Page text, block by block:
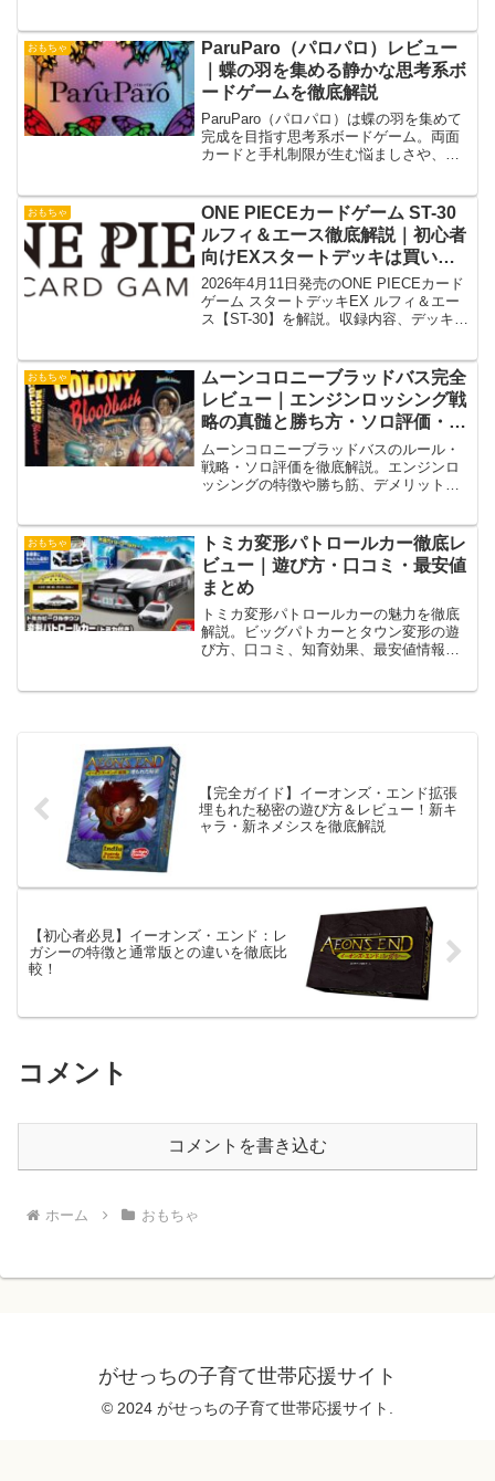
おもちゃ
ParuParo（パロパロ）レビュー
｜蝶の羽を集める静かな思考系ボ
ードゲームを徹底解説
ParuParo（パロパロ）は蝶の羽を集めて
完成を目指す思考系ボードゲーム。両面
カードと手札制限が生む悩ましさや、他
おもちゃ
ONE PIECEカードゲーム ST-30
ルフィ＆エース徹底解説｜初心者
向けEXスタートデッキは買い
か？
2026年4月11日発売のONE PIECEカード
ゲーム スタートデッキEX ルフィ＆エー
ス【ST-30】を解説。収録内容、デッキの
とめます。
おもちゃ
ムーンコロニーブラッドバス完全
レビュー｜エンジンロッシング戦
略の真髄と勝ち方・ソロ評価・他
宇宙系ゲーム比較
ムーンコロニーブラッドバスのルール・
戦略・ソロ評価を徹底解説。エンジンロ
ッシングの特徴や勝ち筋、デメリット、
おもちゃ
トミカ変形パトロールカー徹底レ
ビュー｜遊び方・口コミ・最安値
まとめ
トミカ変形パトロールカーの魅力を徹底
解説。ビッグパトカーとタウン変形の遊
び方、口コミ、知育効果、最安値情報ま
【完全ガイド】イーオンズ・エンド拡張
埋もれた秘密の遊び方＆レビュー！新キ
ャラ・新ネメシスを徹底解説
【初心者必見】イーオンズ・エンド：レ
ガシーの特徴と通常版との違いを徹底比
較！
コメント
コメントを書き込む
ホーム おもちゃ
がせっちの子育て世帯応援サイト
© 2024 がせっちの子育て世帯応援サイト.